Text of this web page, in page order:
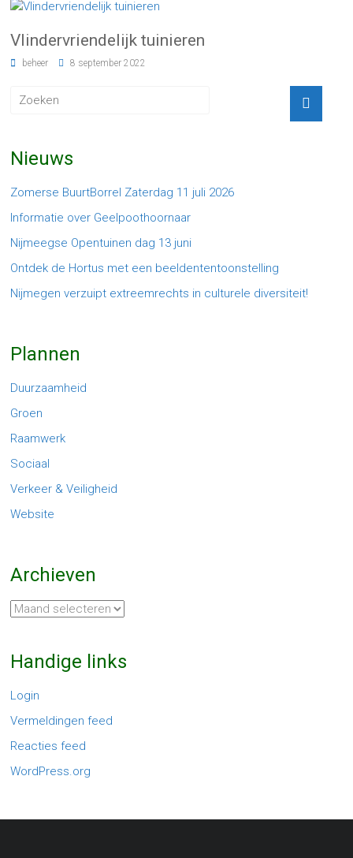
Vlindervriendelijk tuinieren
beheer 8 september 2022
Nieuws
Zomerse BuurtBorrel Zaterdag 11 juli 2026
Informatie over Geelpoothoornaar
Nijmeegse Opentuinen dag 13 juni
Ontdek de Hortus met een beeldententoonstelling
Nijmegen verzuipt extreemrechts in culturele diversiteit!
Plannen
Duurzaamheid
Groen
Raamwerk
Sociaal
Verkeer & Veiligheid
Website
Archieven
Archieven
Handige links
Login
Vermeldingen feed
Reacties feed
WordPress.org